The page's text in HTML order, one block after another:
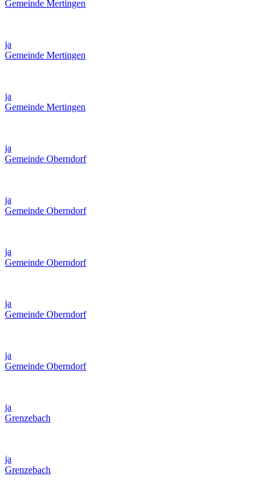
Gemeinde Mertingen
ja
Gemeinde Mertingen
ja
Gemeinde Mertingen
ja
Gemeinde Oberndorf
ja
Gemeinde Oberndorf
ja
Gemeinde Oberndorf
ja
Gemeinde Oberndorf
ja
Gemeinde Oberndorf
ja
Grenzebach
ja
Grenzebach